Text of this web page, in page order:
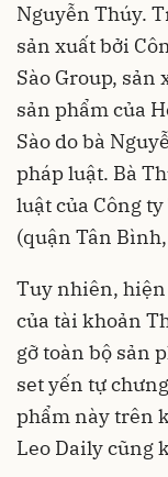
Nguyễn Thúy.
sản xuất bởi
Sào Group, sản
sản phẩm của
Sào do bà
pháp luật. Bà
luật của Công
(quận Tân
Tuy nhiên,
của tài khoản
gỡ toàn bộ sản
set yến tự
phẩm này trên
Leo Daily cũng